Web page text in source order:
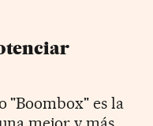
"Boombox" es la